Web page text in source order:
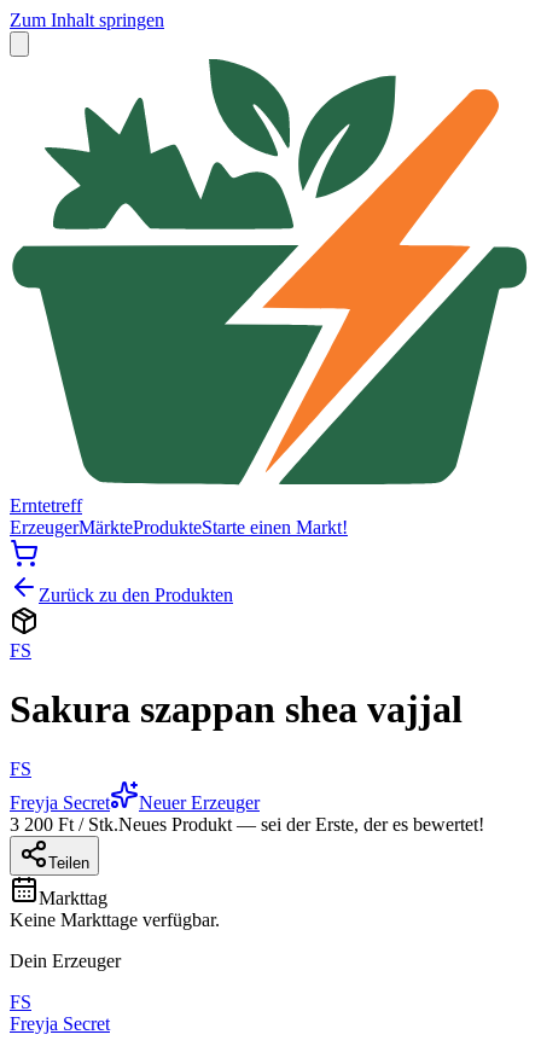
Zum Inhalt springen
Erntetreff
ErzeugerMärkteProdukteStarte einen Markt!
Zurück zu den Produkten
FS
Sakura szappan shea vajjal
FS
Freyja Secret
Neuer Erzeuger
3 200 Ft / Stk.Neues Produkt — sei der Erste, der es bewertet!
Teilen
Markttag
Keine Markttage verfügbar.
Dein Erzeuger
FS
Freyja Secret